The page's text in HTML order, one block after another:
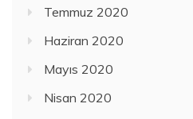
Temmuz 2020
Haziran 2020
Mayıs 2020
Nisan 2020